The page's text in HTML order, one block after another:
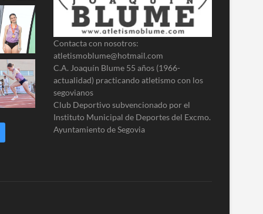
Contacta con nosotros:
atletismoblume@hotmail.com
C.A. Joaquín Blume 55 años (1966-
actualidad) practicando atletismo con los
segovianos
Club Deportivo subvencionado por el
Instituto Municipal de Deportes del Excmo.
Ayuntamiento de Segovia